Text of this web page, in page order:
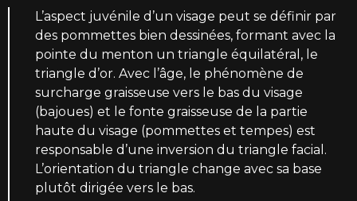
L’aspect juvénile d’un visage peut se définir par
des pommettes bien dessinées, formant avec la
pointe du menton un triangle équilatéral, le
triangle d’or. Avec l’âge, le phénomène de
surcharge graisseuse vers le bas du visage
(bajoues) et le fonte graisseuse de la partie
haute du visage (pommettes et tempes) est
responsable d’une inversion du triangle facial.
L’orientation du triangle change avec sa base
plutôt dirigée vers le bas.